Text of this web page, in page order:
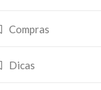
Compras
Dicas